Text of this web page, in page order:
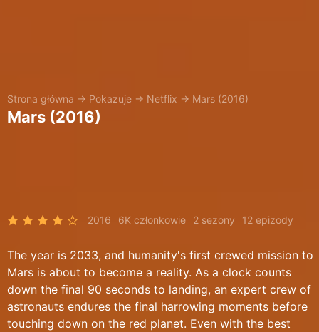
Strona główna → Pokazuje → Netflix → Mars (2016)
Mars (2016)
2016 6K członkowie 2 sezony 12 epizody
The year is 2033, and humanity's first crewed mission to
Mars is about to become a reality. As a clock counts
down the final 90 seconds to landing, an expert crew of
astronauts endures the final harrowing moments before
touching down on the red planet. Even with the best